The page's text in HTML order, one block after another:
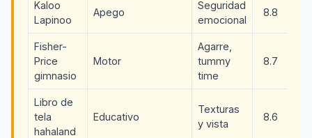
Kaloo
Lapinoo
Apego
Seguridad
emocional
8.8
Fisher-
Price
gimnasio
Motor
Agarre,
tummy
time
8.7
Libro de
tela
hahaland
Educativo
Texturas
y vista
8.6